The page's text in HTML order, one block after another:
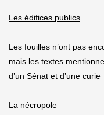
Les édifices publics
Les fouilles n’ont pas
mais les textes
d’un Sénat et d’une curie
La nécropole